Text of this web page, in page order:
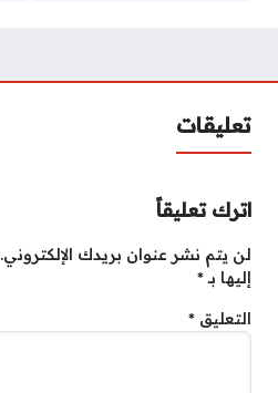
تعليقات
اترك تعليقاً
لن يتم نشر عنوان بريدك الإلكتروني.
إليها بـ*
التعليق *